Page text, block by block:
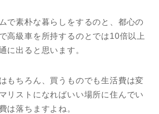
で素朴な暮らしをするのと、都心の
高級車を所持するのとでは10倍以上
に出ると思います。
もちろん、買うものでも生活費は変
リストになればいい場所に住んでい
は落ちますよね。